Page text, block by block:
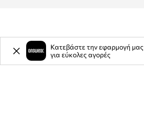
ΠληροφορίεςΚατεβάστε την εφαρμογή μας
για εύκολες αγορές